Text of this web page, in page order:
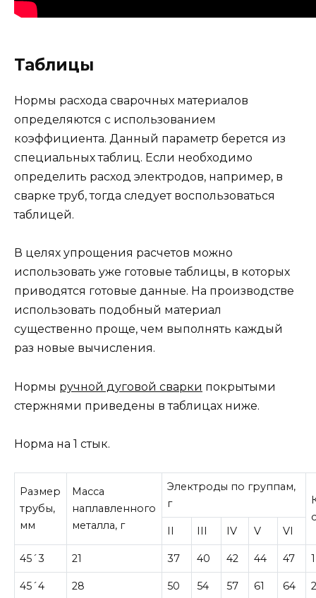
Таблицы
Нормы расхода сварочных материалов
определяются с использованием
коэффициента. Данный параметр берется из
специальных таблиц. Если необходимо
определить расход электродов, например, в
сварке труб, тогда следует воспользоваться
таблицей.
В целях упрощения расчетов можно
использовать уже готовые таблицы, в которых
приводятся готовые данные. На производстве
использовать подобный материал
существенно проще, чем выполнять каждый
раз новые вычисления.
Нормы ручной дуговой сварки покрытыми
стержнями приведены в таблицах ниже.
Норма на 1 стык.
Размер
трубы,
мм
Масса
наплавленного
металла, г
Электроды по группам,
г
II
III IV V VI
45´3 21 37 40 42 44 47 1
45´4 28 50 54 57 61 64